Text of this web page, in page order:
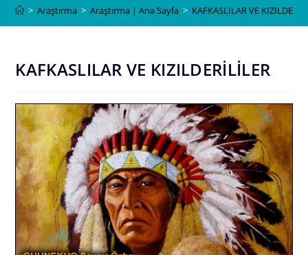
> Araştırma > Araştırma | Ana Sayfa > KAFKASLILAR VE
KAFKASLILAR VE KIZILDERİLİLER